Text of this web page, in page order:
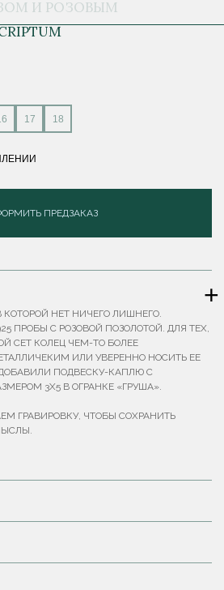
+
И РОЗОВЫМ
17 18
ПРЕДЗАКАЗ
КОТОРОЙ НЕТ НИЧЕГО ЛИШНЕГО.
ПРОБЫ С РОЗОВОЙ ПОЗОЛОТОЙ. ДЛЯ ТЕХ,
СЕТ КОЛЕЦ ЧЕМ-ТО БОЛЕЕ
ИЛИ УВЕРЕННО НОСИТЬ ЕЕ
ПОДВЕСКУ-КАПЛЮ С
3Х5 В ОГРАНКЕ «ГРУША».
ГРАВИРОВКУ, ЧТОБЫ СОХРАНИТЬ